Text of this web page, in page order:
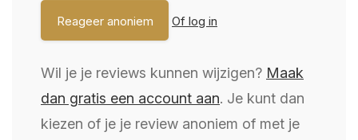
Of log in
Wil je je reviews kunnen wijzigen? Maak
dan gratis een account aan. Je kunt dan
kiezen of je je review anoniem of met je